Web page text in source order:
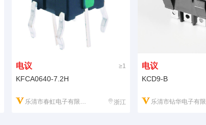
电议 ≥1
KFCA0640-7.2H
乐清市春虹电子有限公司 浙江
电议
KCD9-B
乐清市钻华电子有限公司